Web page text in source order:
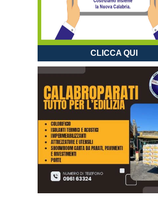
CLICCA QUI